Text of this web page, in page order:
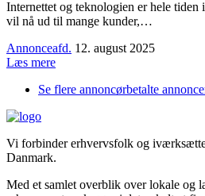
Internettet og teknologien er hele
vil nå ud til mange kunder,…
Annonceafd. 12. august 2025
Læs mere
Se flere annoncørbetalte
Vi forbinder erhvervsfolk og
Danmark.
Med et samlet overblik over lokale og